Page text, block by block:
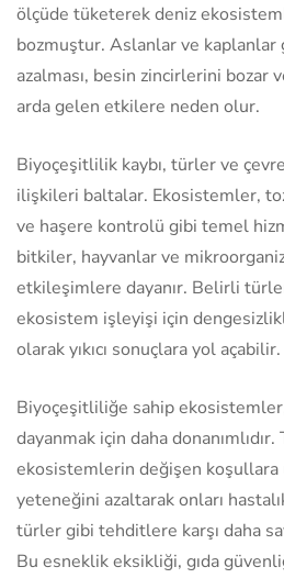
ölçüde tüketerek deniz
bozmuştur. Aslanlar ve kaplanlar
azalması, besin zincirlerini bozar
arda gelen etkilere neden olur.
Biyoçeşitlilik kaybı, türler ve
ilişkileri baltalar. Ekosistemler,
ve haşere kontrolü gibi temel
bitkiler, hayvanlar ve
etkileşimlere dayanır. Belirli
ekosistem işleyişi için
olarak yıkıcı sonuçlara yol açabilir.
Biyoçeşitliliğe sahip
dayanmak için daha
ekosistemlerin değişen koşullara
yeteneğini azaltarak onları
türler gibi tehditlere karşı daha
Bu esneklik eksikliği, gıda